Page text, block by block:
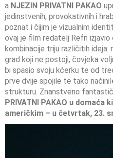
a NJEZIN PRIVATNI PAKAO
jedinstvenih, provokativnih i
poznat i čijim je vizualnim
ovaj je film redatelj Refn izjavio
kombinacije triju različitih ideja:
grad koji ne postoji, čovjeka
bi spasio svoju kćerku te od
prve dvije spojile te tako
strukturu. Znanstveno
PRIVATNI PAKAO u domaća
američkim – u četvrtak, 23.